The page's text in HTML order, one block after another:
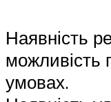
Наявність
можливість
умовах.